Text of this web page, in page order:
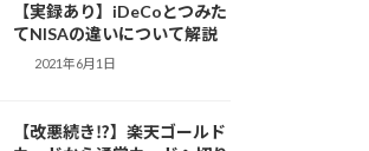
【実録あり】iDeCoとつみた
てNISAの違いについて解説
2021年6月1日
【改悪続き⁉︎】楽天ゴールド